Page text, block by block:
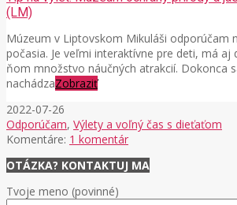
(LM)
Múzeum v Liptovskom Mikuláši odporúčam
počasia. Je veľmi interaktívne pre deti, má aj
ňom množstvo náučných atrakcií. Dokonca
nachádzaZobraziť
2022-07-26
Odporúčam, Výlety a voľný čas s dieťaťom
Komentáre: 1 komentár
OTÁZKA? KONTAKTUJ MA
Tvoje meno (povinné)